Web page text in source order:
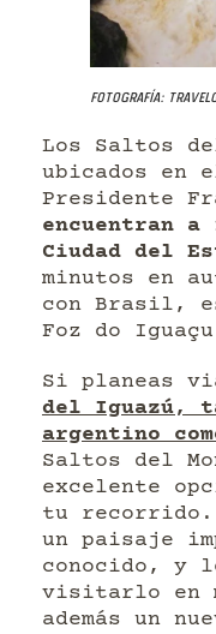
Fotografía:
Los Saltos
ubicados en
Presidente
encuentran a
Ciudad del
minutos en
con Brasil,
Foz do
Si planeas
del Iguazú,
argentino
Saltos del
excelente
tu recorrido.
un paisaje
conocido, y
visitarlo en
además un